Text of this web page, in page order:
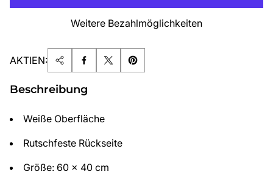
Weitere Bezahlmöglichkeiten
AKTIEN:
Beschreibung
Weiße Oberfläche
Rutschfeste Rückseite
Größe: 60 x 40 cm